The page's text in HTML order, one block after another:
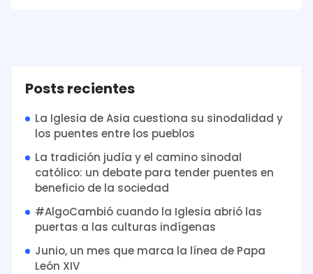
Posts recientes
La Iglesia de Asia cuestiona su sinodalidad y
los puentes entre los pueblos
La tradición judía y el camino sinodal
católico: un debate para tender puentes en
beneficio de la sociedad
#AlgoCambió cuando la Iglesia abrió las
puertas a las culturas indígenas
Junio, un mes que marca la línea de Papa
León XIV